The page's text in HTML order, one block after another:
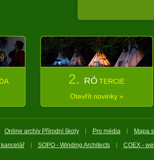
2. RÓ TERCIE
Otevřít novinky »
Online archiv Přírodní školy Pro média Mapa
SOPO - Winding Architects COEX -